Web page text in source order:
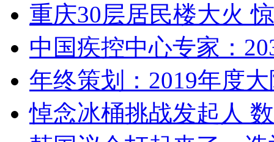
重庆30层居民楼大火
中国疾控中心专家：
年终策划：2019年度
悼念冰桶挑战发起人